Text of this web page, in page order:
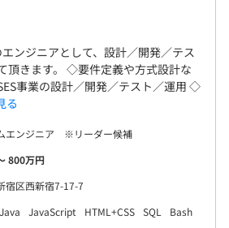
の研修制度（会社負担）
Udemy等
ネジメント、ヒューマンスキル等
のものを支給
ンジニアとして、設計／開発／テス
頂きます。 ◇要件定義や方式設計な
事業の設計／開発／テスト／運用 ◇
る
エンジニア ※リーダー候補
800万円
宿区西新宿7-17-7
Java JavaScript HTML+CSS SQL
Bash